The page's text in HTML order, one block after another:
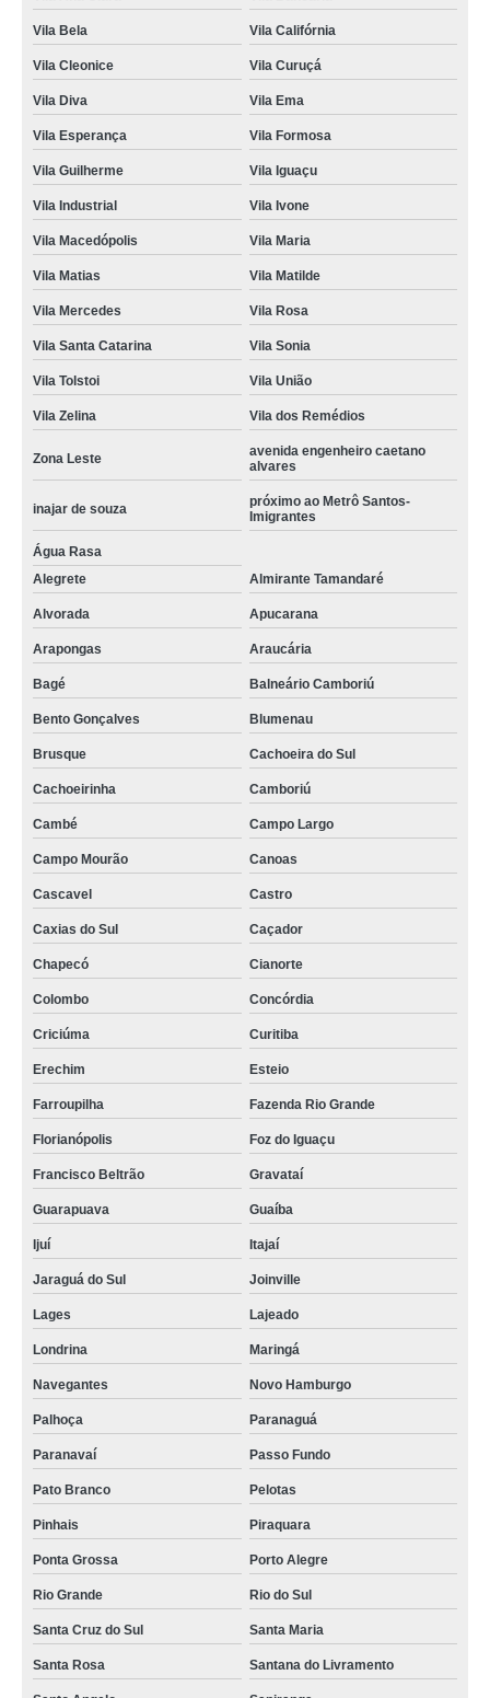
Vila Bela Vila Califórnia
Vila Cleonice Vila Curuçá
Vila Diva Vila Ema
Vila Esperança Vila Formosa
Vila Guilherme Vila Iguaçu
Vila Industrial Vila Ivone
Vila Macedópolis Vila Maria
Vila Matias Vila Matilde
Vila Mercedes Vila Rosa
Vila Santa Catarina Vila Sonia
Vila Tolstoi Vila União
Vila Zelina Vila dos Remédios
Zona Leste
avenida engenheiro caetano
alvares
inajar de souza
próximo ao Metrô Santos-
Imigrantes
Água Rasa
Alegrete
Almirante Tamandaré
Alvorada Apucarana
Arapongas Araucária
Bagé Balneário Camboriú
Bento Gonçalves Blumenau
Brusque Cachoeira do Sul
Cachoeirinha Camboriú
Cambé Campo Largo
Campo Mourão Canoas
Cascavel Castro
Caxias do Sul Caçador
Chapecó Cianorte
Colombo Concórdia
Criciúma Curitiba
Erechim Esteio
Farroupilha Fazenda Rio Grande
Florianópolis Foz do Iguaçu
Francisco Beltrão Gravataí
Guarapuava Guaíba
Ijuí Itajaí
Jaraguá do Sul Joinville
Lages Lajeado
Londrina Maringá
Navegantes Novo Hamburgo
Palhoça Paranaguá
Paranavaí Passo Fundo
Pato Branco Pelotas
Pinhais Piraquara
Ponta Grossa Porto Alegre
Rio Grande Rio do Sul
Santa Cruz do Sul Santa Maria
Santa Rosa Santana do Livramento